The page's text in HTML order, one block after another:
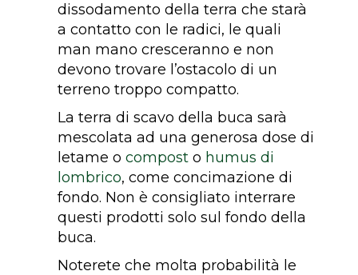
dissodamento della terra che starà
a contatto con le radici, le quali
man mano cresceranno e non
devono trovare l’ostacolo di un
terreno troppo compatto.
La terra di scavo della buca sarà
mescolata ad una generosa dose di
letame o composto humus di
lombrico, come concimazione di
fondo. Non è consigliato interrare
questi prodotti solo sul fondo della
buca.
Noterete che molta probabilità le